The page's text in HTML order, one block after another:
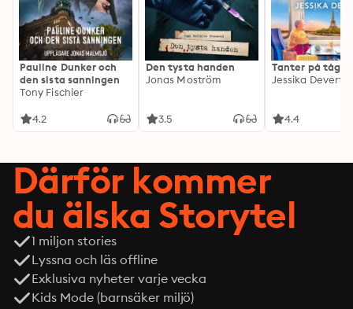
Pauline Dunker och
den sista sanningen
Tony Fischier
4.2
Den tysta handen
Jonas Moström
3.5
Tanter på tåg
Jessika Devert
4.4
Därför kommer
du älska Storytel
1 miljon stories
Lyssna och läs offline
Exklusiva nyheter varje vecka
Kids Mode (barnsäker miljö)